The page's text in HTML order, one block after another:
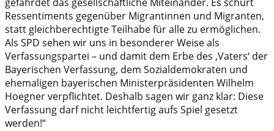
Ressentiments gegenüber Migrantinnen und Migranten,
statt gleichberechtigte Teilhabe für alle zu ermöglichen.
Als SPD sehen wir uns in besonderer Weise als
Verfassungspartei – und damit dem Erbe des ‚Vaters‘ der
Bayerischen Verfassung, dem Sozialdemokraten und
ehemaligen bayerischen Ministerpräsidenten Wilhelm
Hoegner verpflichtet. Deshalb sagen wir ganz klar: Diese
Verfassung darf nicht leichtfertig aufs Spiel gesetzt
werden!“